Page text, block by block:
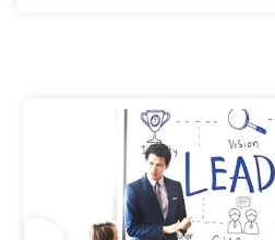
– کارجویی که یک سال پیش
جدیدی ارائه نمی‌دهند،
می‌رسد که می خواهند جای دیگری
آنها را بهبود می‌دهید؟